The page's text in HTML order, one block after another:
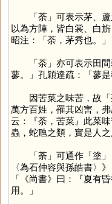
「荼」可表示茅、
以為方陣，皆白裳、白
昭注：「荼，茅秀也。」
「荼」亦可表示田
蓼。」孔穎達疏：「蓼是
因苦菜之味苦，故「
萬方百姓，罹其凶害，
云：『荼，苦菜』此菜
蟲，蛇虺之類，實是人
「荼」可通作「塗
〈為石仲容與孫皓書〉
「《尚書》曰：『夏有
用。」